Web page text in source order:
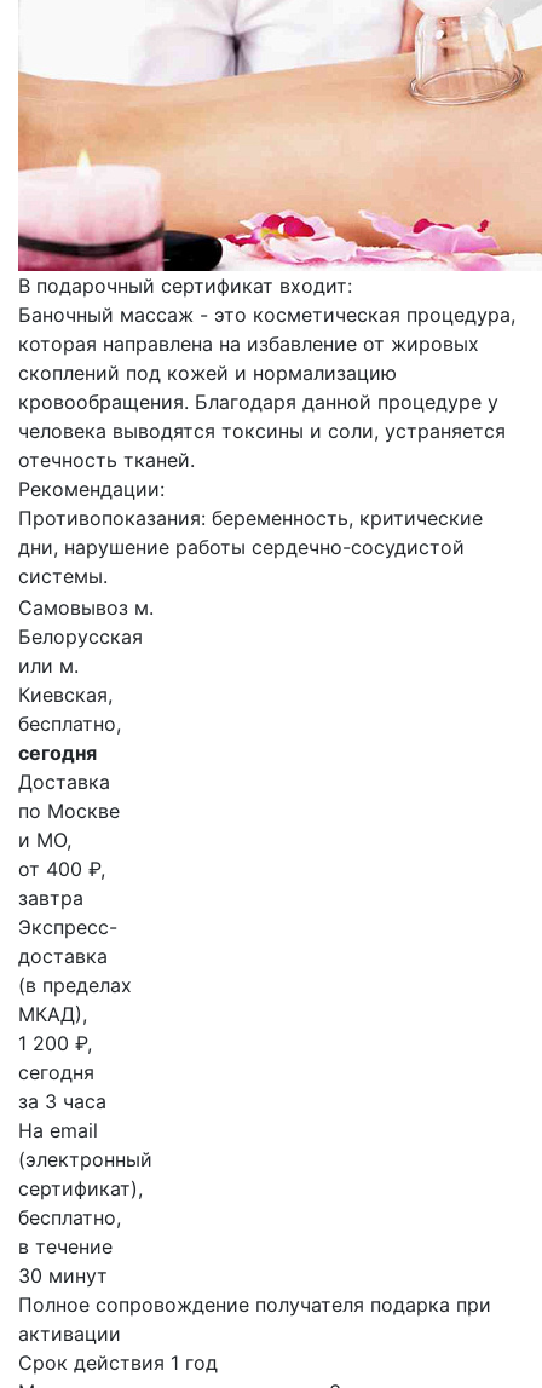
В подарочный сертификат входит:
Баночный массаж - это косметическая процедура,
которая направлена на избавление от жировых
скоплений под кожей и нормализацию
кровообращения. Благодаря данной процедуре у
человека выводятся токсины и соли, устраняется
отечность тканей.
Рекомендации:
Противопоказания: беременность, критические
дни, нарушение работы сердечно-сосудистой
системы.
Самовывоз м.
Белорусская
или м.
Киевская,
бесплатно,
сегодня
Доставка
по Москве
и МО,
от 400 ₽,
завтра
Экспресс-
доставка
(в пределах
МКАД),
1 200 ₽,
сегодня
за 3 часа
На email
(электронный
сертификат),
бесплатно,
в течение
30 минут
Полное сопровождение получателя подарка при
активации
Срок действия 1 год